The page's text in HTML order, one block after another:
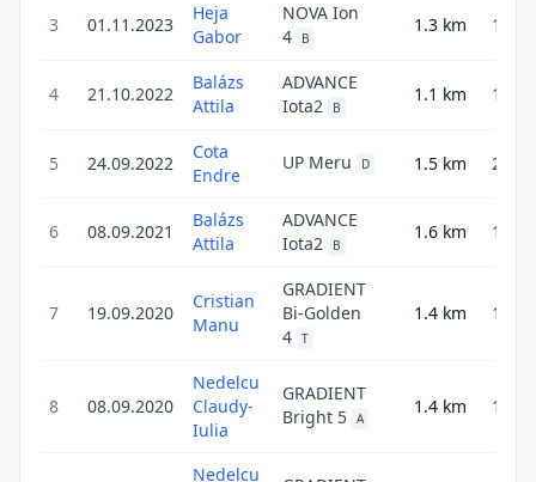
3 01.11.2023
Heja
Gabor
NOVA Ion
4
B
1.3 km 1.3
4 21.10.2022
Balázs
Attila
ADVANCE
Iota2
B
1.1 km 1.1
5 24.09.2022
Cota
Endre
UP Meru D 1.5 km 2.1
6 08.09.2021
Balázs
Attila
ADVANCE
Iota2
B
1.6 km 1.6
7 19.09.2020
Cristian
Manu
GRADIENT
Bi-Golden
4 T
1.4 km 1.4
8 08.09.2020
Nedelcu
Claudy-
Iulia
GRADIENT
Bright 5 A
1.4 km 1.4
Nedelcu